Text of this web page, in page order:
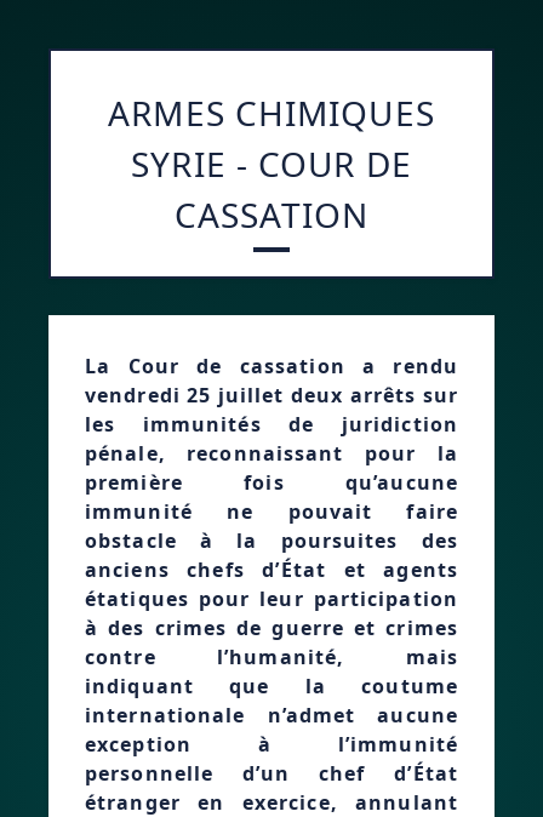
ARMES CHIMIQUES
SYRIE - COUR DE
CASSATION
La Cour de cassation a rendu
vendredi 25 juillet deux arrêts sur
les immunités de juridiction
pénale, reconnaissant pour la
première fois qu’aucune
immunité ne pouvait faire
obstacle à la poursuites des
anciens chefs d’État et agents
étatiques pour leur participation
à des crimes de guerre et crimes
contre l’humanité, mais
indiquant que la coutume
internationale n’admet aucune
exception à l’immunité
personnelle d’un chef d’État
étranger en exercice, annulant